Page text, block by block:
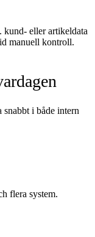
kund- eller artikeldata
manuell kontroll.
i både intern
flera system.